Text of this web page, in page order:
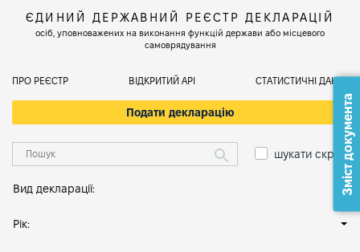
ЄДИНИЙ ДЕРЖАВНИЙ РЕЄСТР ДЕКЛАРАЦІЙ
осіб, уповноважених на виконання функцій держави або місцевого
самоврядування
ПРО РЕЄСТР ВІДКРИТИЙ АРІ СТАТИСТИЧНІ ДАНІ
Подати декларацію
шукати скрізь
Вид декларації:
Рік:
Зміст документа